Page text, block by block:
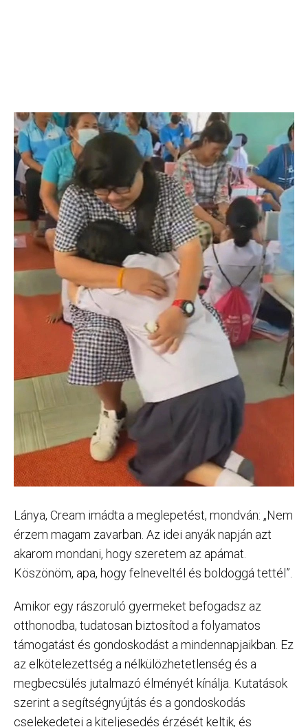
Lánya, Cream imádta a meglepetést, mondván: „Nem
érzem magam zavarban. Az idei anyák napján azt
akarom mondani, hogy szeretem az apámat.
Köszönöm, apa, hogy felneveltél és boldoggá tettél”.
Amikor egy rászoruló gyermeket befogadsz az
otthonodba, tudatosan biztosítod a folyamatos
támogatást és gondoskodást a mindennapjaikban. Ez
az elkötelezettség a nélkülözhetetlenség és a
megbecsülés jutalmazó élményét kínálja. Kutatások
szerint a segítségnyújtás és a gondoskodás
cselekedetei a kiteljesedés érzését keltik, és